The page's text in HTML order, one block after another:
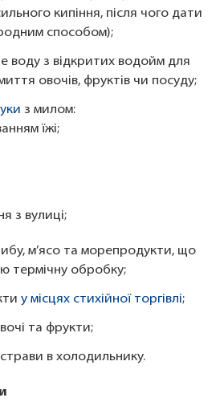
кипіння, після чого дати
способом);
воду з відкритих водойм для
овочів, фруктів чи посуду;
з милом:
їжі;
з вулиці;
м’ясо та морепродукти, що
термічну обробку;
у місцях стихійної торгівлі;
та фрукти;
страви в холодильнику.